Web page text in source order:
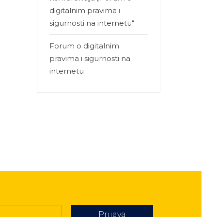
digitalnim pravima i
sigurnosti na internetu“
Forum o digitalnim
pravima i sigurnosti na
internetu
Prijava